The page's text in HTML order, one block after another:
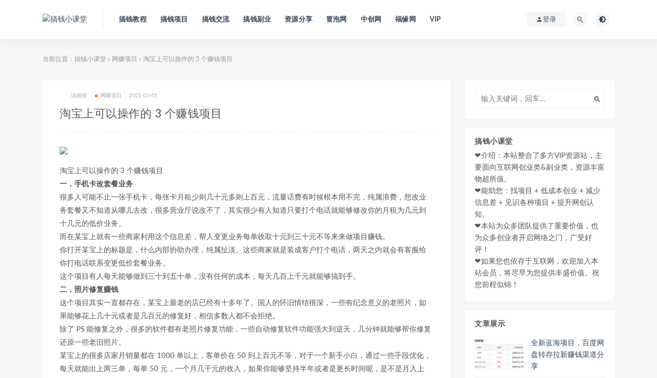
搞钱教程 搞钱项目 搞钱交流 搞钱副业 资源分享 冒泡网 中创网 福缘网 VIP 登录
当前位置： 搞钱小课堂 > 网赚项目 > 淘宝上可以操作的 3 个赚钱项目
汤姆猫 网赚项目 2021-03-01
淘宝上可以操作的 3 个赚钱项目
淘宝上可以操作的 3 个赚钱项目
一，手机卡改套餐业务
很多人可能不止一张手机卡，每张卡月租少则几十元多则上百元，流量话费有时候根本用不完，纯属浪费，想改业
务套餐又不知道从哪儿去改，很多营业厅说改不了，其实很少有人知道只要打个电话就能够修改你的月租为几元到
十几元的低价业务。
而在某宝上就有一些商家利用这个信息差，帮人变更业务每单收取十元到三十元不等来来做项目赚钱。
你打开某宝上的标题是，什么内部协助办理，纯属扯淡。这些商家就是装成客户打个电话，两天之内就会有客服给
你打电话联系变更低价套餐业务。
这个项目有人每天能够做到三十到五十单，没有任何的成本，每天几百上千元就能够搞到手。
二，照片修复赚钱
这个项目其实一直都存在，某宝上最老的店已经有十多年了。国人的怀旧情结很深，一些有纪念意义的老照片，如
果能够花上几十元或者是几百元的修复好，相信多数人都不会拒绝。
除了 PS 能修复之外，很多的软件都有老照片修复功能，一些自动修复软件功能强大到逆天，几分钟就能够帮你修复
还原一些老旧照片。
某宝上的很多店家月销量都在 1000 单以上，客单价在 50 到上百元不等，对于一个新手小白，通过一些手段优化，
每天就能出上两三单，每单 50 元，一个月几千元的收入，如果你能够坚持半年或者是更长时间呢，是不是月入上
搞钱小课堂
❤介绍：本站整合了多方VIP资源站，主
要面向互联网创业类&副业类，资源丰富
物超所值。
❤能助您：找项目 + 低成本创业 + 减少
信息差 + 见识各种项目 + 提升网创认
知。
❤本站为众多团队提供了重要价值，也
为众多创业者开启网络之门，广受好
评！
❤如果您也依存于互联网，欢迎加入本
站会员，将尽早为您提供丰盛价值。祝
您前程似锦！
文章展示
全新蓝海项目，百度网
盘转存拉新赚钱渠道分
享